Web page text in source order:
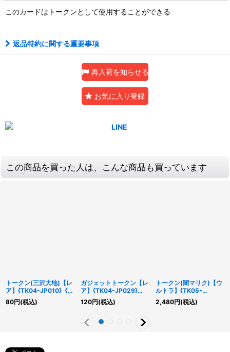
このカードはトークンとして使用することができる
返品特約に関する重要事項
再入荷を知らせる
お気に入り登録
この商品を買った人は、こんな商品も買っています
トークン(三沢大地)【レ
ア】{TK04-JP010}《ト
ークン》
80円(税込)
ガジェットトークン【レ
ア】{TK04-JP029}
《トークン》
120円(税込)
トークン(闇マリク)【ウ
ルトラ】{TK05-
JP002}《トークン》
2,480円(税込)